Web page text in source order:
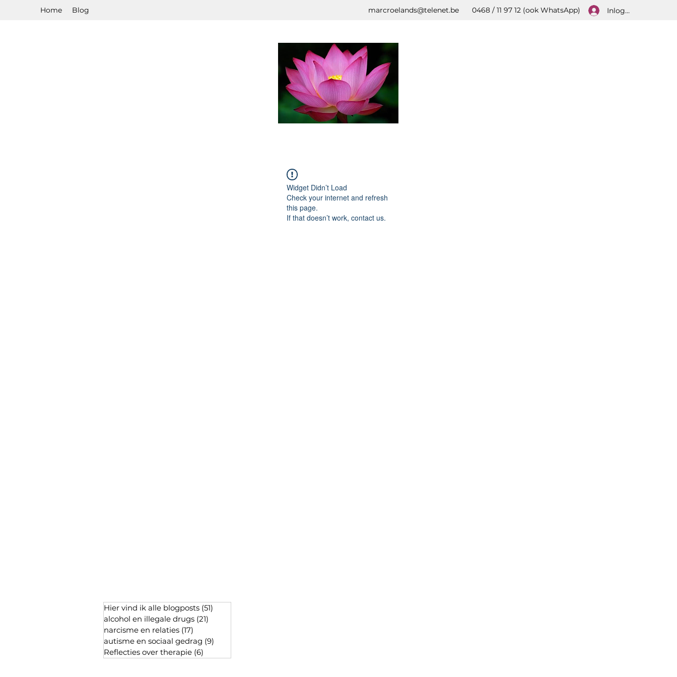
Home Blog marcroelands@telenet.be 0468 / 11 97 12 (ook WhatsApp) Inloggen
Widget Didn’t Load
Check your internet and refresh
this page.
If that doesn’t work, contact us.
Hier vind ik alle blogposts (51)
alcohol en illegale drugs (21)
narcisme en relaties (17)
autisme en sociaal gedrag (9)
Reflecties over therapie (6)